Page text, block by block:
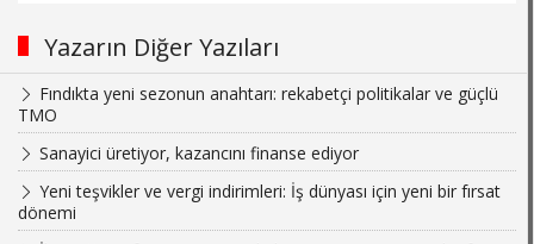
Yazarın Diğer Yazıları
Fındıkta yeni sezonun anahtarı: rekabetçi politikalar ve güçlü
TMO
Sanayici üretiyor, kazancını finanse ediyor
Yeni teşvikler ve vergi indirimleri: İş dünyası için yeni bir fırsat
dönemi